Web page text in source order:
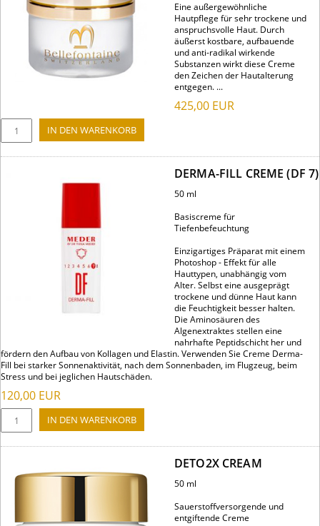
Eine außergewöhnliche
Hautpflege für sehr trockene und
anspruchsvolle Haut. Durch
äußerst kostbare, aufbauende
und anti-radikal wirkende
Substanzen wirkt diese Creme
den Zeichen der Hautalterung
entgegen. ...
425,00 EUR
DERMA-FILL CREME (DF 7)
50 ml
Basiscreme für
Tiefenbefeuchtung
Einzigartiges Präparat mit einem
Photoshop - Effekt für alle
Hauttypen, unabhängig vom
Alter. Selbst eine ausgeprägt
trockene und dünne Haut kann
die Feuchtigkeit besser halten.
Die Aminosäuren des
Algenextraktes stellen eine
nahrhafte Peptidschicht her und
fördern den Aufbau von Kollagen und Elastin. Verwenden Sie Creme Derma-
Fill bei starker Sonnenaktivität, nach dem Sonnenbaden, im Flugzeug, beim
Stress und bei jeglichen Hautschäden.
120,00 EUR
DETO2X CREAM
50 ml
Sauerstoffversorgende und
entgiftende Creme